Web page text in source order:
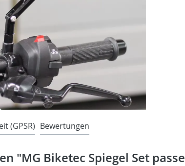
(GPSR) Bewertungen
"MG Biketec Spiegel Set